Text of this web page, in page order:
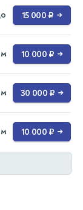
15 000 ₽ →
10 000 ₽ →
30 000 ₽ →
10 000 ₽ →